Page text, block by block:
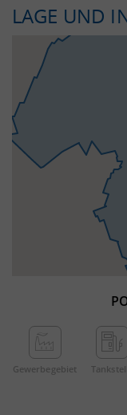
LAGE UND
Gewerbe­gebiet